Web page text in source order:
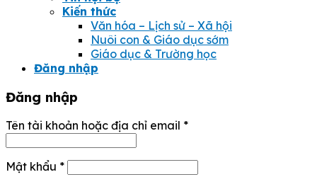
Kiến thức
Văn hóa – Lịch sử – Xã hội
Nuôi con & Giáo dục sớm
Giáo dục & Trường học
Đăng nhập
Đăng nhập
Tên tài khoản hoặc địa chỉ email *
Mật khẩu *